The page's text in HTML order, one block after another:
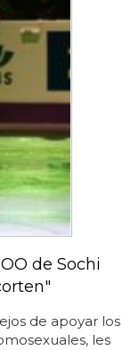
de Sochi
de apoyar los
les